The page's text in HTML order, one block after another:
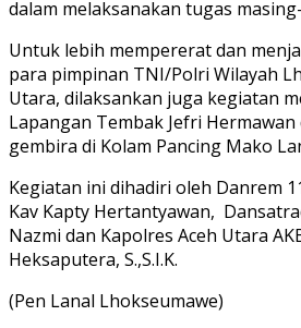
dalam melaksanakan tugas
Untuk lebih mempererat dan
para pimpinan TNI/Polri Wilayah
Utara, dilaksankan juga kegiatan
Lapangan Tembak Jefri
gembira di Kolam Pancing Mako
Kegiatan ini dihadiri oleh Danrem
Kav Kapty Hertantyawan,
Nazmi dan Kapolres Aceh Utara
Heksaputera, S.,S.I.K.
(Pen Lanal Lhokseumawe)